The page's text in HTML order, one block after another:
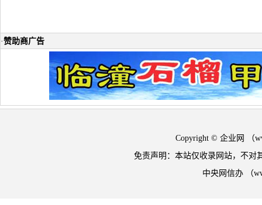
·赞助商广告
Copyright © 企业网 （
免责声明：本站仅收录网站，不对
中央网信办 （